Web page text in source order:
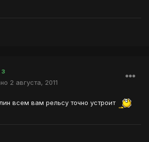
3
2 августа, 2011
всем вам рельсу точно устроит